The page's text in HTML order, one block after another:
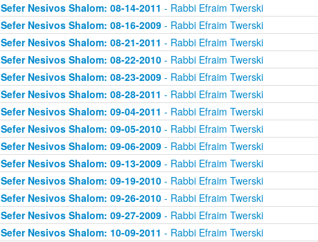
Sefer Nesivos Shalom: 08-14-2011 - Rabbi Efraim Twerski
Sefer Nesivos Shalom: 08-16-2009- Rabbi Efraim Twerski
Sefer Nesivos Shalom: 08-21-2011 - Rabbi Efraim Twerski
Sefer Nesivos Shalom: 08-22-2010- Rabbi Efraim Twerski
Sefer Nesivos Shalom: 08-23-2009- Rabbi Efraim Twerski
Sefer Nesivos Shalom: 08-28-2011 - Rabbi Efraim Twerski
Sefer Nesivos Shalom: 09-04-2011 - Rabbi Efraim Twerski
Sefer Nesivos Shalom: 09-05-2010- Rabbi Efraim Twerski
Sefer Nesivos Shalom: 09-06-2009- Rabbi Efraim Twerski
Sefer Nesivos Shalom: 09-13-2009- Rabbi Efraim Twerski
Sefer Nesivos Shalom: 09-19-2010- Rabbi Efraim Twerski
Sefer Nesivos Shalom: 09-26-2010- Rabbi Efraim Twerski
Sefer Nesivos Shalom: 09-27-2009- Rabbi Efraim Twerski
Sefer Nesivos Shalom: 10-09-2011 - Rabbi Efraim Twerski